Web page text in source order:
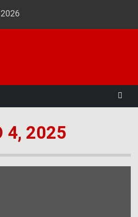
4, 2025